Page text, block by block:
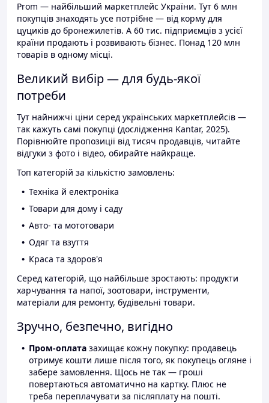
Prom — найбільший маркетплейс України. Тут 6 млн
покупців знаходять усе потрібне — від корму для
цуциків до бронежилетів. А 60 тис. підприємців з усієї
країни продають і розвивають бізнес. Понад 120 млн
товарів в одному місці.
Великий вибір — для будь-якої
потреби
Тут найнижчі ціни серед українських маркетплейсів —
так кажуть самі покупці (дослідження Kantar, 2025).
Порівнюйте пропозиції від тисяч продавців, читайте
відгуки з фото і відео, обирайте найкраще.
Топ категорій за кількістю замовлень:
Техніка й електроніка
Товари для дому і саду
Авто- та мототовари
Одяг та взуття
Краса та здоров'я
Серед категорій, що найбільше зростають: продукти
харчування та напої, зоотовари, інструменти,
матеріали для ремонту, будівельні товари.
Зручно, безпечно, вигідно
Пром-оплата захищає кожну покупку: продавець
отримує кошти лише після того, як покупець огляне і
забере замовлення. Щось не так — гроші
повертаються автоматично на картку. Плюс не
треба переплачувати за післяплату на пошті.